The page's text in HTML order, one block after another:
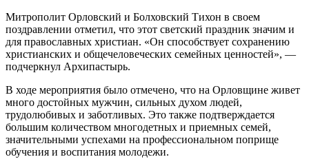
Митрополит Орловский и Болховский Тихон в своем
поздравлении отметил, что этот светский праздник значим и
для православных христиан. «Он способствует сохранению
христианских и общечеловеческих семейных ценностей», —
подчеркнул Архипастырь.
В ходе мероприятия было отмечено, что на Орловщине живет
много достойных мужчин, сильных духом людей,
трудолюбивых и заботливых. Это также подтверждается
большим количеством многодетных и приемных семей,
значительными успехами на профессиональном поприще
обучения и воспитания молодежи.